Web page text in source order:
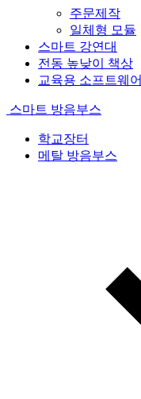
주문제작
일체형 모듈
스마트 강연대
전동 높낮이 책상
교육용 소프트웨어
스마트 방음부스
학교장터
메탈 방음부스